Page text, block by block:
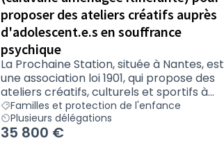
proposer des ateliers créatifs auprès
d'adolescent.e.s en souffrance
psychique
La Prochaine Station, située à Nantes, est
une association loi 1901, qui propose des
ateliers créatifs, culturels et sportifs à...
Familles et protection de l'enfance
Plusieurs délégations
35 800 €